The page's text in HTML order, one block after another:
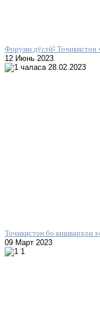
Форуми дӯстӣ: Тоҷикистон
12 Июнь 2023
Тоҷикистон бо кишварҳои
09 Март 2023